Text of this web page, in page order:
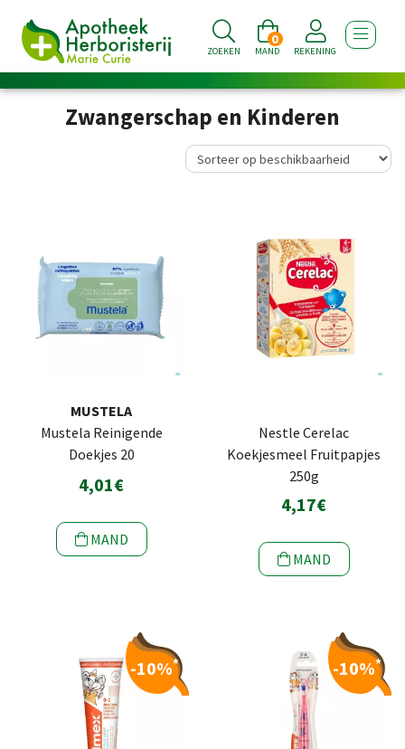
ZOEKEN MAND
0
REKENING TOON
Zwangerschap en Kinderen
MUSTELA
Mustela Reinigende
Doekjes 20
4,01€
MAND
Nestle Cerelac
Koekjesmeel Fruitpapjes
250g
4,17€
MAND
-10%* -10%*